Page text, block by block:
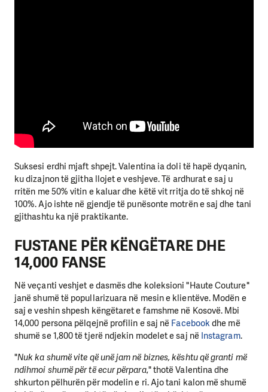
Suksesi erdhi mjaft shpejt. Valentina ia doli të hapë dyqanin,
ku dizajnon të gjitha llojet e veshjeve. Të ardhurat e saj u
rritën me 50% vitin e kaluar dhe këtë vit rritja do të shkoj në
100%. Ajo ishte në gjendje të punësonte motrën e saj dhe tani
gjithashtu ka një praktikante.
FUSTANE PËR KËNGËTARE DHE
14,000 FANSE
Në veçanti veshjet e dasmës dhe koleksioni "Haute Couture"
janë shumë të popullarizuara në mesin e klientëve. Modën e
saj e veshin shpesh këngëtaret e famshme në Kosovë. Mbi
14,000 persona pëlqejnë profilin e saj në Facebookdhe më
shumë se 1,800 të tjerë ndjekin modelet e saj në Instagram.
"Nuk ka shumë vite që unë jam në biznes, kështu që granti më
ndihmoi shumë për të ecur përpara," thotë Valentina dhe
shkurton pëlhurën për modelin e ri. Ajo tani kalon më shumë